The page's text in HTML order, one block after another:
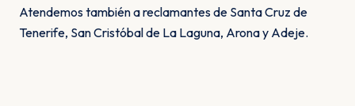
Atendemos también a reclamantes de Santa Cruz de
Tenerife, San Cristóbal de La Laguna, Arona y Adeje.